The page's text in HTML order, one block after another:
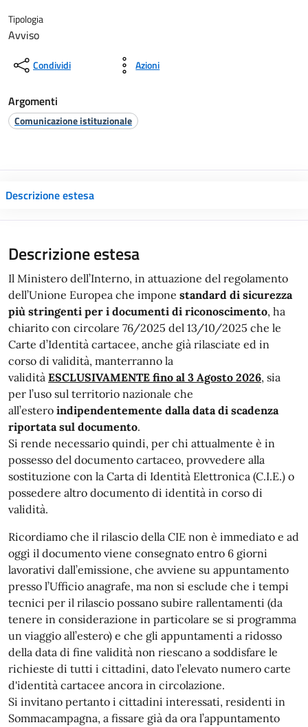
Tipologia
Avviso
Condividi Azioni
Argomenti
Comunicazione istituzionale
Descrizione estesa
Descrizione estesa
Il Ministero dell’Interno, in attuazione del regolamento
dell’Unione Europea che impone standard di sicurezza
più stringenti per i documenti di riconoscimento, ha
chiarito con circolare 76/2025 del 13/10/2025 che le
Carte d’Identità cartacee, anche già rilasciate ed in
corso di validità, manterranno la
validità ESCLUSIVAMENTE fino al 3 Agosto 2026, sia
per l’uso sul territorio nazionale che
all’estero indipendentemente dalla data di scadenza
riportata sul documento.
Si rende necessario quindi, per chi attualmente è in
possesso del documento cartaceo, provvedere alla
sostituzione con la Carta di Identità Elettronica (C.I.E.) o
possedere altro documento di identità in corso di
validità.
Ricordiamo che il rilascio della CIE non è immediato e ad
oggi il documento viene consegnato entro 6 giorni
lavorativi dall’emissione, che avviene su appuntamento
presso l’Ufficio anagrafe, ma non si esclude che i tempi
tecnici per il rilascio possano subire rallentamenti (da
tenere in considerazione in particolare se si programma
un viaggio all’estero) e che gli appuntamenti a ridosso
della data di fine validità non riescano a soddisfare le
richieste di tutti i cittadini, dato l’elevato numero carte
d'identità cartacee ancora in circolazione.
Si invitano pertanto i cittadini interessati, residenti in
Sommacampagna, a fissare già da ora l’appuntamento